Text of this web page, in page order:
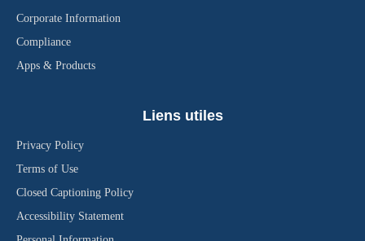
Corporate Information
Compliance
Apps & Products
Liens utiles
Privacy Policy
Terms of Use
Closed Captioning Policy
Accessibility Statement